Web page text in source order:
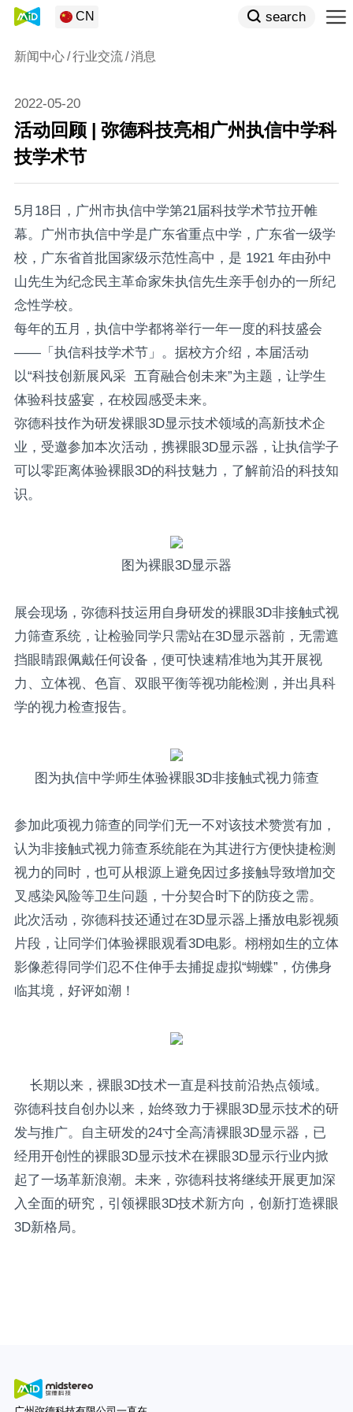
CN search
新闻中心 行业交流 消息
2022-05-20
活动回顾 | 弥德科技亮相广州执信中学科
技学术节
5月18日，广州市执信中学第21届科技学术节拉开帷
幕。广州市执信中学是广东省重点中学，广东省一级学
校，广东省首批国家级示范性高中，是 1921 年由孙中
山先生为纪念民主革命家朱执信先生亲手创办的一所纪
念性学校。
每年的五月，执信中学都将举行一年一度的科技盛会
——「执信科技学术节」。据校方介绍，本届活动
以“科技创新展风采 五育融合创未来”为主题，让学生
体验科技盛宴，在校园感受未来。
弥德科技作为研发裸眼3D显示技术领域的高新技术企
业，受邀参加本次活动，携裸眼3D显示器，让执信学子
可以零距离体验裸眼3D的科技魅力，了解前沿的科技知
识。
图为裸眼3D显示器
展会现场，弥德科技运用自身研发的裸眼3D非接触式视
力筛查系统，让检验同学只需站在3D显示器前，无需遮
挡眼睛跟佩戴任何设备，便可快速精准地为其开展视
力、立体视、色盲、双眼平衡等视功能检测，并出具科
学的视力检查报告。
图为执信中学师生体验裸眼3D非接触式视力筛查
参加此项视力筛查的同学们无一不对该技术赞赏有加，
认为非接触式视力筛查系统能在为其进行方便快捷检测
视力的同时，也可从根源上避免因过多接触导致增加交
叉感染风险等卫生问题，十分契合时下的防疫之需。
此次活动，弥德科技还通过在3D显示器上播放电影视频
片段，让同学们体验裸眼观看3D电影。栩栩如生的立体
影像惹得同学们忍不住伸手去捕捉虚拟“蝴蝶”，仿佛身
临其境，好评如潮！
长期以来，裸眼3D技术一直是科技前沿热点领域。
弥德科技自创办以来，始终致力于裸眼3D显示技术的研
发与推广。自主研发的24寸全高清裸眼3D显示器，已
经用开创性的裸眼3D显示技术在裸眼3D显示行业内掀
起了一场革新浪潮。未来，弥德科技将继续开展更加深
入全面的研究，引领裸眼3D技术新方向，创新打造裸眼
3D新格局。